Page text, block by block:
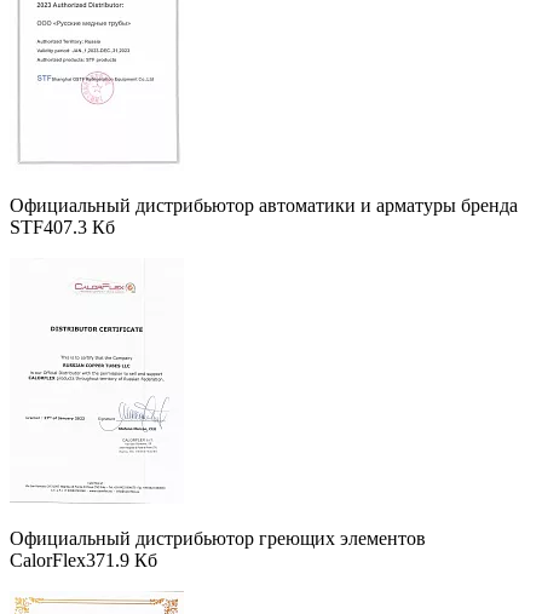
Официальный дистрибьютор автоматики и арматуры бренда
STF407.3 Кб
Официальный дистрибьютор греющих элементов
CalorFlex371.9 Кб